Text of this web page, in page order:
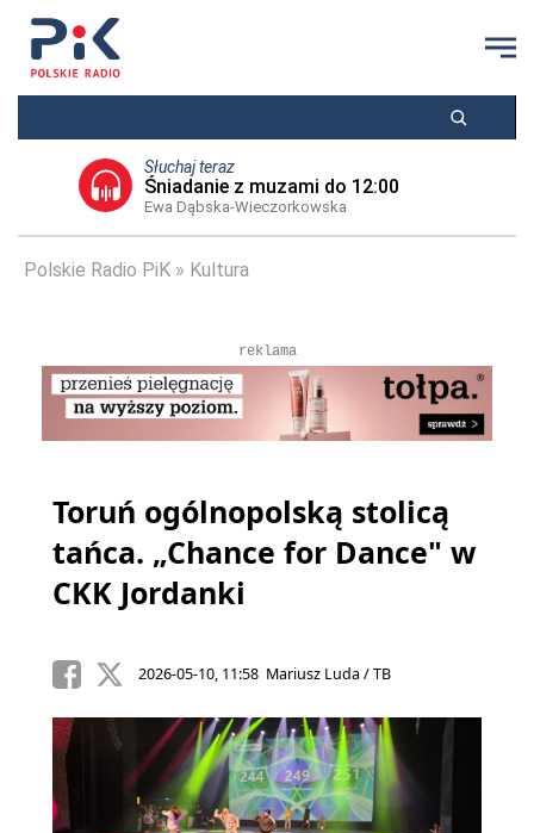
Słuchaj teraz
Śniadanie z muzami do 12:00
Ewa Dąbska-Wieczorkowska
Polskie Radio PiK Kultura
reklama
Toruń ogólnopolską stolicą
tańca. „Chance for Dance" w
CKK Jordanki
2026-05-10, 11:58 Mariusz Luda / TB